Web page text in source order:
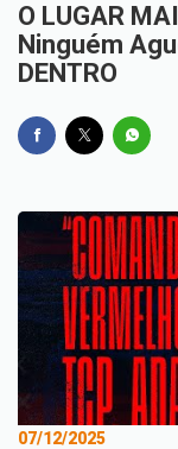
O LUGAR
Ninguém
DENTRO
07/12/2025